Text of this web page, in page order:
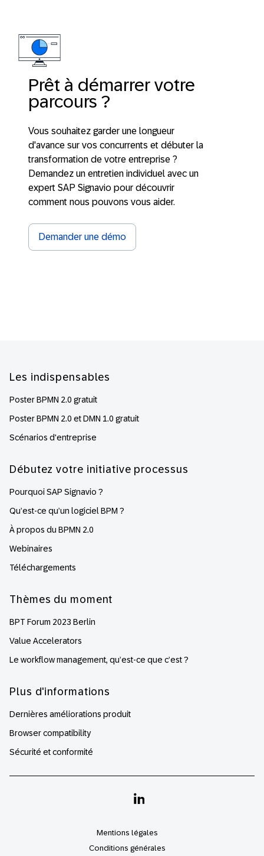
Prêt à démarrer votre
parcours ?
Vous souhaitez garder une longueur
d'avance sur vos concurrents et débuter la
transformation de votre entreprise ?
Demandez un entretien individuel avec un
expert SAP Signavio pour découvrir
comment nous pouvons vous aider.
Demander une démo
Les indispensables
Poster BPMN 2.0 gratuit
Poster BPMN 2.0 et DMN 1.0 gratuit
Scénarios d'entreprise
Débutez votre initiative processus
Pourquoi SAP Signavio ?
Qu’est-ce qu’un logiciel BPM ?
À propos du BPMN 2.0
Webinaires
Téléchargements
Thèmes du moment
BPT Forum 2023 Berlin
Value Accelerators
Le workflow management, qu’est-ce que c’est ?
Plus d'informations
Dernières améliorations produit
Browser compatibility
Sécurité et conformité
Linkedin
Mentions légales
Conditions générales